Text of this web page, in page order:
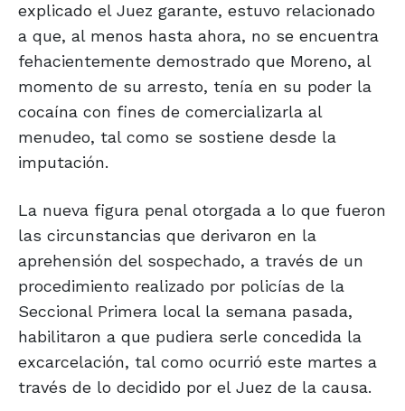
explicado el Juez garante, estuvo relacionado
a que, al menos hasta ahora, no se encuentra
fehacientemente demostrado que Moreno, al
momento de su arresto, tenía en su poder la
cocaína con fines de comercializarla al
menudeo, tal como se sostiene desde la
imputación.
La nueva figura penal otorgada a lo que fueron
las circunstancias que derivaron en la
aprehensión del sospechado, a través de un
procedimiento realizado por policías de la
Seccional Primera local la semana pasada,
habilitaron a que pudiera serle concedida la
excarcelación, tal como ocurrió este martes a
través de lo decidido por el Juez de la causa.